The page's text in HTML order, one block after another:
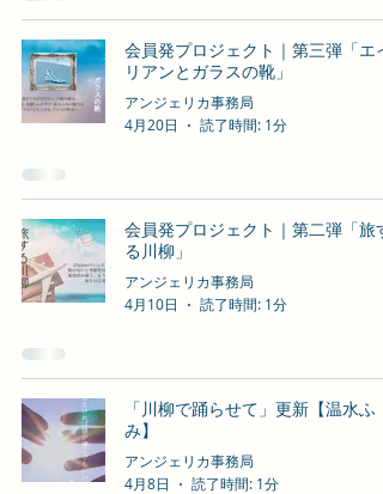
会員発プロジェクト｜第三弾「エイ
リアンとガラスの靴」
アンジェリカ事務局
4月20日
読了時間: 1分
会員発プロジェクト｜第二弾「旅す
る川柳」
アンジェリカ事務局
4月10日
読了時間: 1分
「川柳で踊らせて」更新【温水ふ
み】
アンジェリカ事務局
4月8日
読了時間: 1分